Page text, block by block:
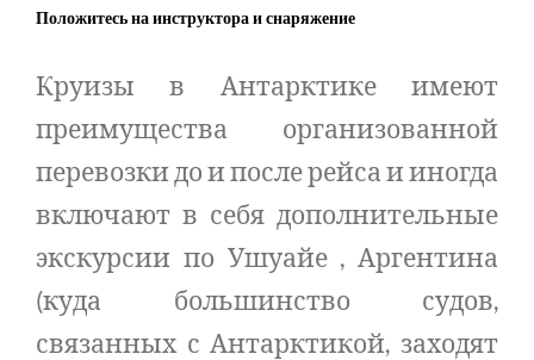
Положитесь на инструктора и снаряжение
Круизы в Антарктике имеют
преимущества организованной
перевозки до и после рейса и иногда
включают в себя дополнительные
экскурсии по Ушуайе , Аргентина
(куда большинство судов,
связанных с Антарктикой, заходят